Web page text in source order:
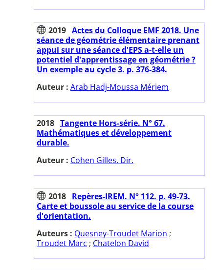
2019 Actes du Colloque EMF 2018. Une
séance de géométrie élémentaire prenant
appui sur une séance d'EPS a-t-elle un
potentiel d'apprentissage en géométrie ?
Un exemple au cycle 3. p. 376-384.
Auteur : Arab Hadj-Moussa Mériem
2018 Tangente Hors-série. N° 67.
Mathématiques et développement
durable.
Auteur : Cohen Gilles. Dir.
2018 Repères-IREM. N° 112. p. 49-73.
Carte et boussole au service de la course
d'orientation.
Auteurs : Quesney-Troudet Marion ;
Troudet Marc ; Chatelon David